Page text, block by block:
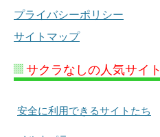
プライバシーポリシー
サイトマップ
サクラなしの人気サイト
安全に利用できるサイトたち